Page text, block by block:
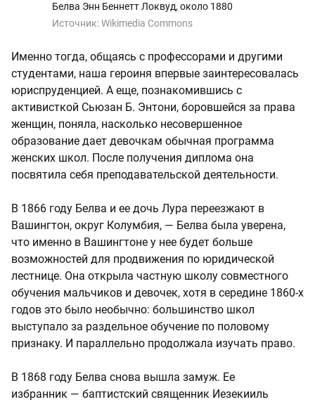
Белва Энн Беннетт Локвуд, около 1880
Источник:Wikimedia Commons
Именно тогда, общаясь с профессорами и другими
студентами, наша героиня впервые заинтересовалась
юриспруденцией. А еще, познакомившись с
активисткой Сьюзан Б. Энтони, боровшейся за права
женщин, поняла, насколько несовершенное
образование дает девочкам обычная программа
женских школ. После получения диплома она
посвятила себя преподавательской деятельности.
В 1866 году Белва и ее дочь Лура переезжают в
Вашингтон, округ Колумбия, — Белва была уверена,
что именно в Вашингтоне у нее будет больше
возможностей для продвижения по юридической
лестнице. Она открыла частную школу совместного
обучения мальчиков и девочек, хотя в середине 1860-х
годов это было необычно: большинство школ
выступало за раздельное обучение по половому
признаку. И параллельно продолжала изучать право.
В 1868 году Белва снова вышла замуж. Ее
избранник — баптистский священник Иезекииль